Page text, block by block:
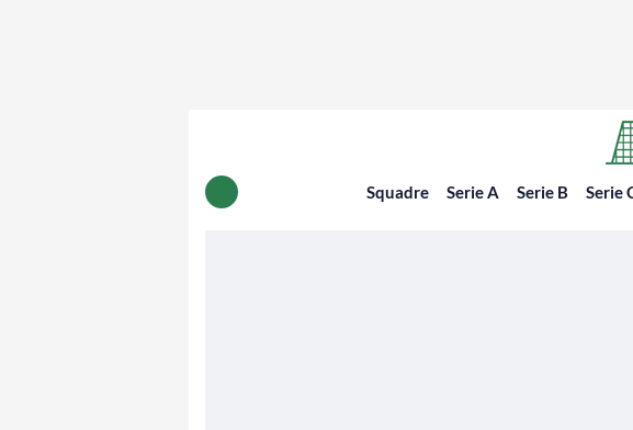
Squadre Serie A Serie B Serie